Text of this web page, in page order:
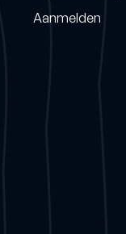
Aanmelden